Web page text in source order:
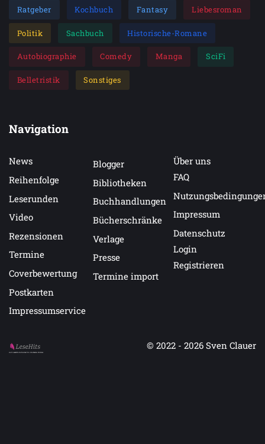
Ratgeber Kochbuch Fantasy Liebesroman
Politik Sachbuch Historische-Romane
Autobiographie Comedy Manga SciFi
Belletristik Sonstiges
Navigation
News
Reihenfolge
Leserunden
Video
Rezensionen
Termine
Coverbewertung
Postkarten
Impressumservice
Blogger
Bibliotheken
Buchhandlungen
Bücherschränke
Verlage
Presse
Termine import
Über uns
FAQ
Impressum
Datenschutz
Login
Registrieren
Auf LeseHits.de findest Du die besten Bücher.
© 2022 - 2026 Sven Clauer